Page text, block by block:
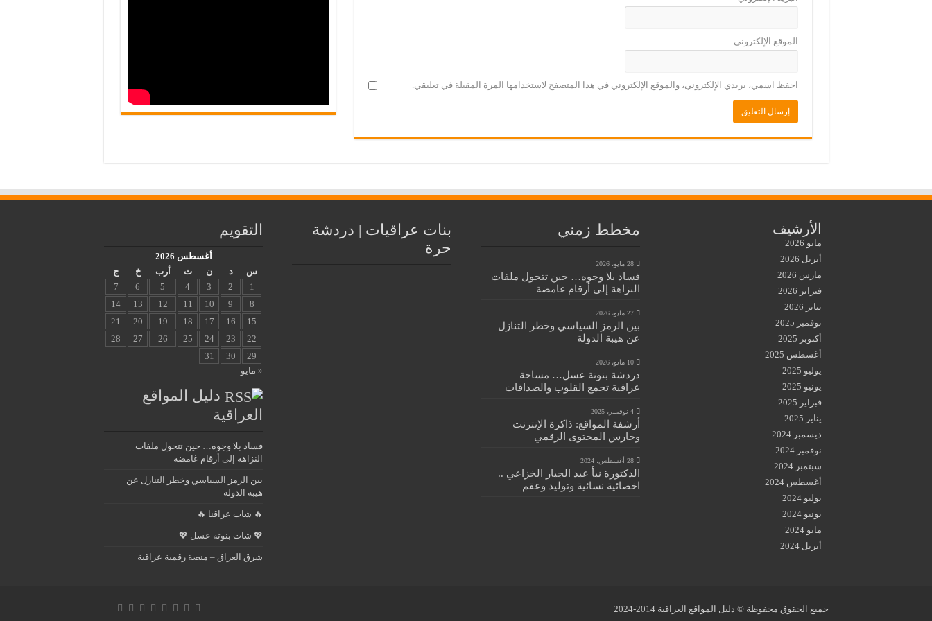
الموقع الإلكتروني
احفظ اسمي، بريدي الإلكتروني، والموقع الإلكتروني في هذا المتصفح لاستخدامها المرة المقبلة في تعليقي.
الأرشيف
مايو 2026
أبريل 2026
مارس 2026
فبراير 2026
يناير 2026
نوفمبر 2025
أكتوبر 2025
أغسطس 2025
يوليو 2025
يونيو 2025
فبراير 2025
يناير 2025
ديسمبر 2024
نوفمبر 2024
سبتمبر 2024
أغسطس 2024
يوليو 2024
يونيو 2024
مايو 2024
أبريل 2024
مخطط زمني
28 مايو، 2026
فساد بلا وجوه… حين تتحول ملفات
النزاهة إلى أرقام غامضة
27 مايو، 2026
بين الرمز السياسي وخطر التنازل
عن هيبة الدولة
10 مايو، 2026
دردشة بنوتة عسل… مساحة
عراقية تجمع القلوب والصداقات
4 نوفمبر، 2025
أرشفة المواقع: ذاكرة الإنترنت
وحارس المحتوى الرقمي
28 أغسطس، 2024
الدكتورة نبأ عبد الجبار الخزاعي ..
اخصائية نسائية وتوليد وعقم
بنات عراقيات | دردشة
حرة
التقويم
أغسطس 2026
س
د ن ث أرب خ
ج
1
2
3
4
5
6
7
8
9
10
11
12
13
14
15
16
17
18
19
20
21
22
23
24
25
26
27
28
29
30
31
« مايو
دليل المواقع
العراقية
فساد بلا وجوه… حين تتحول ملفات
النزاهة إلى أرقام غامضة
بين الرمز السياسي وخطر التنازل عن
هيبة الدولة
🔥 شات عراقنا 🔥
💖 شات بنوتة عسل 💖
شرق العراق – منصة رقمية عراقية
جميع الحقوق محفوظة © دليل المواقع العراقية 2014-2024